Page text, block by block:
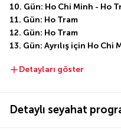
10. Gün: Ho Chi Minh - Ho
11. Gün: Ho Tram
12. Gün: Ho Tram
13. Gün: Ayrılış için Ho Chi
Detayları göster
Detaylı seyahat